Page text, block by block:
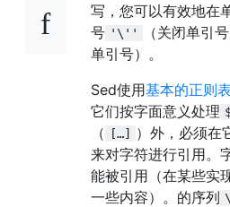
写，您可以有效地在
号 '\''
（关闭单引
单引号）。
Sed使用基本的正则
它们按字面意义处理
（
[…] ）外，必须在
来对字符进行引用。
能被引用（在某些实
一些内容）。的序列